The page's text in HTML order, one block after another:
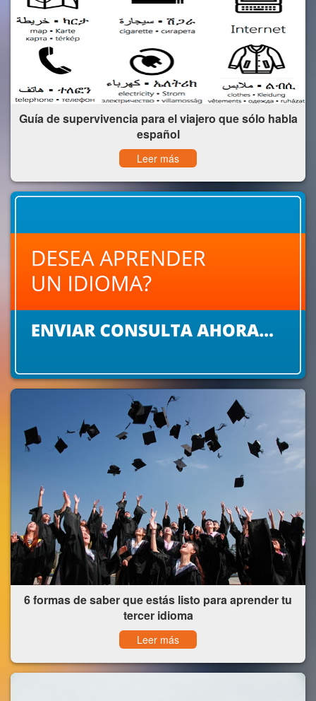
Guía de supervivencia para el viajero que sólo habla
español
Leer más
6 formas de saber que estás listo para aprender tu
tercer idioma
Leer más